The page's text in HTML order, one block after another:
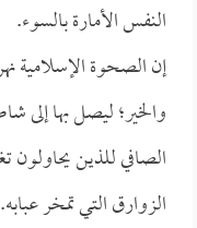
النفس الأمارة بالسوء.
إن الصحوة الإسلامية
والخير؛ ليصل بها إلى
الصافي للذين يحاولون
الزوارق التي تمخر عبابه.